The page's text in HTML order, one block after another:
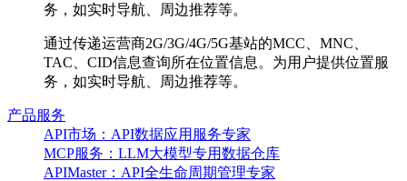
务，如实时导航、周边推荐等。
通过传递运营商2G/3G/4G/5G基站的MCC、MNC、
TAC、CID信息查询所在位置信息。为用户提供位置服
务，如实时导航、周边推荐等。
产品服务
API市场：API数据应用服务专家
MCP服务：LLM大模型专用数据仓库
APIMaster：API全生命周期管理专家